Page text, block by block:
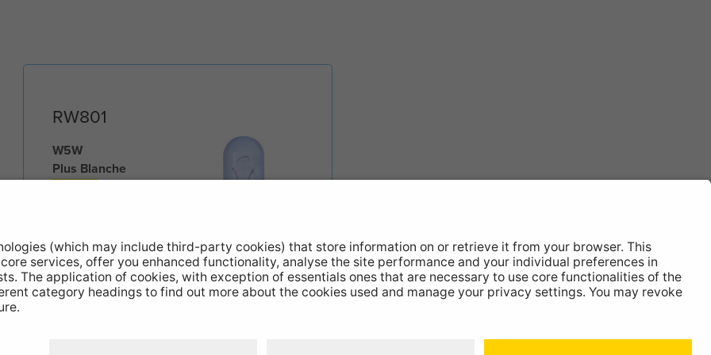
RW801
W5W
Plus Blanche
Side lights